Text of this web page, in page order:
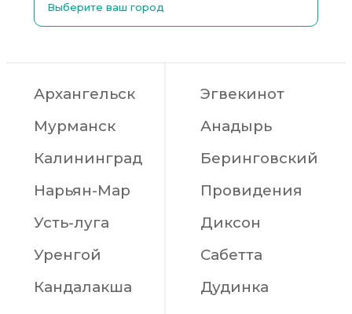
Выберите ваш город
Архангельск
Мурманск
Калининград
Нарьян-Мар
Усть-луга
Уренгой
Кандалакша
Эгвекинот
Анадырь
Беринговский
Провидения
Диксон
Сабетта
Дудинка